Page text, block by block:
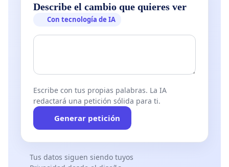
Describe el cambio que quieres ver
Con tecnología de IA
Escribe con tus propias palabras. La IA
redactará una petición sólida para ti.
Generar petición
Tus datos siguen siendo tuyos